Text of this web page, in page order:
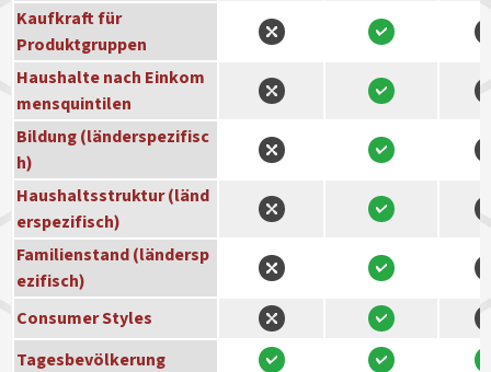
Kaufkraft für
Produktgruppen
Haushalte nach Einkom
mensquintilen
Bildung (länderspezifisc
h)
Haushaltsstruktur (länd
erspezifisch)
Familienstand (ländersp
ezifisch)
Consumer Styles
Tagesbevölkerung